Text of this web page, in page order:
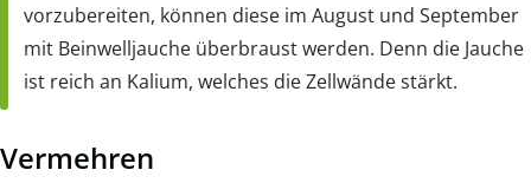
vorzubereiten, können diese im August und September
mit Beinwelljauche überbraust werden. Denn die Jauche
ist reich an Kalium, welches die Zellwände stärkt.
Vermehren